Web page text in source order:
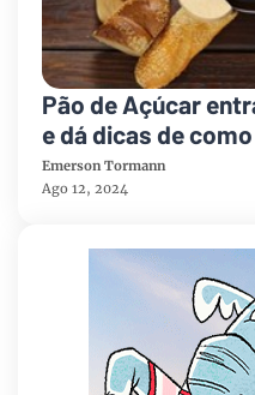
Pão de Açúcar
e dá dicas de
fondue
Emerson Tormann
Ago 12, 2024